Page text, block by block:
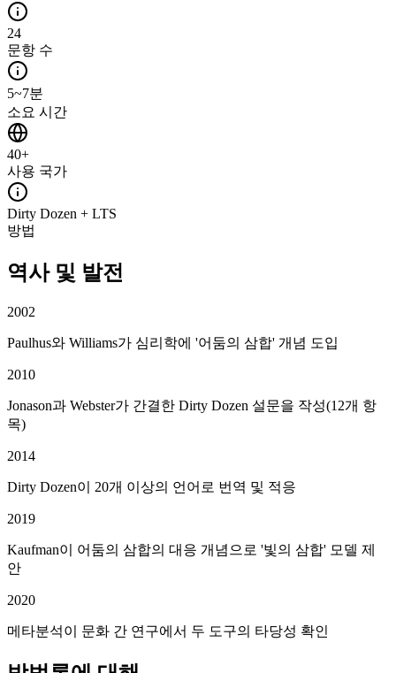
24
문항 수
5~7분
소요 시간
40+
사용 국가
Dirty Dozen + LTS
방법
역사 및 발전
2002
Paulhus와 Williams가 심리학에 '어둠의 삼합' 개념 도입
2010
Jonason과 Webster가 간결한 Dirty Dozen 설문을 작성(12개 항
목)
2014
Dirty Dozen이 20개 이상의 언어로 번역 및 적응
2019
Kaufman이 어둠의 삼합의 대응 개념으로 '빛의 삼합' 모델 제
안
2020
메타분석이 문화 간 연구에서 두 도구의 타당성 확인